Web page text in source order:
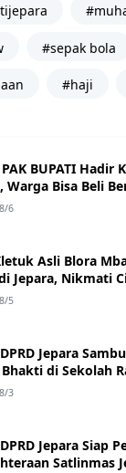
#sepak bola
#haji
BUPATI Hadir
Warga Bisa Beli
dengan Harga
6
Asli Blora
Jepara, Nikmati
Ribu
5
Jepara
di Sekolah
3
Jepara Siap
Satlinmas